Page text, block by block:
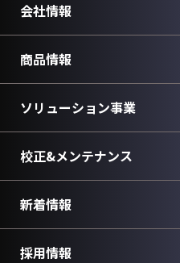
会社情報
商品情報
ソリューション事業
校正&メンテナンス
新着情報
採用情報